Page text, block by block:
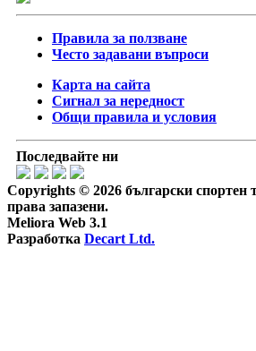
Правила за ползване
Често задавани въпроси
Карта на сайта
Сигнал за нередност
Общи правила и условия
Последвайте ни
Copyrights © 2026 български спортен
права запазени.
Meliora Web 3.1
Разработка Decart Ltd.